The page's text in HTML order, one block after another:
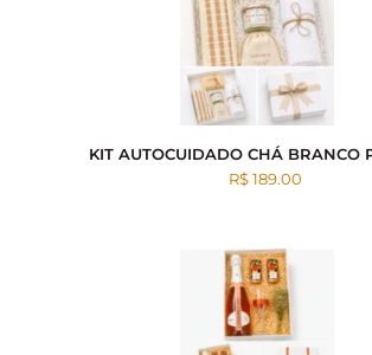
KIT AUTOCUIDADO CHÁ BRANCO
R$ 189.00